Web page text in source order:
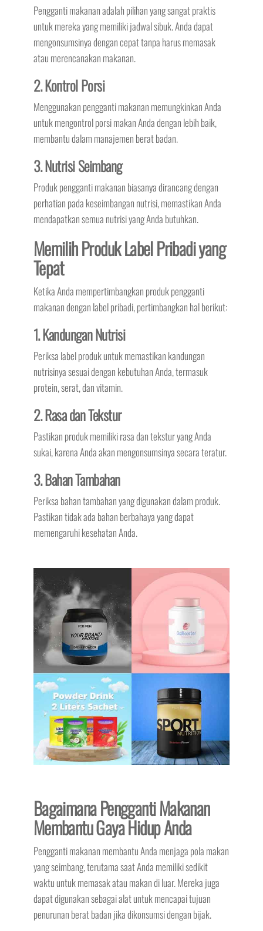
Pengganti makanan adalah pilihan yang sangat praktis
untuk mereka yang memiliki jadwal sibuk. Anda dapat
mengonsumsinya dengan cepat tanpa harus memasak
atau merencanakan makanan.
2. Kontrol Porsi
Menggunakan pengganti makanan memungkinkan Anda
untuk mengontrol porsi makan Anda dengan lebih baik,
membantu dalam manajemen berat badan.
3. Nutrisi Seimbang
Produk pengganti makanan biasanya dirancang dengan
perhatian pada keseimbangan nutrisi, memastikan Anda
mendapatkan semua nutrisi yang Anda butuhkan.
Memilih Produk Label Pribadi yang
Tepat
Ketika Anda mempertimbangkan produk pengganti
makanan dengan label pribadi, pertimbangkan hal berikut:
1. Kandungan Nutrisi
Periksa label produk untuk memastikan kandungan
nutrisinya sesuai dengan kebutuhan Anda, termasuk
protein, serat, dan vitamin.
2. Rasa dan Tekstur
Pastikan produk memiliki rasa dan tekstur yang Anda
sukai, karena Anda akan mengonsumsinya secara teratur.
3. Bahan Tambahan
Periksa bahan tambahan yang digunakan dalam produk.
Pastikan tidak ada bahan berbahaya yang dapat
memengaruhi kesehatan Anda.
Bagaimana Pengganti Makanan
Membantu Gaya Hidup Anda
Pengganti makanan membantu Anda menjaga pola makan
yang seimbang, terutama saat Anda memiliki sedikit
waktu untuk memasak atau makan di luar. Mereka juga
dapat digunakan sebagai alat untuk mencapai tujuan
penurunan berat badan jika dikonsumsi dengan bijak.